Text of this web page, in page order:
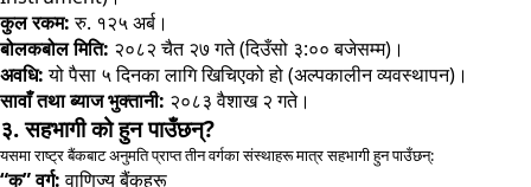
कुल रकम:रु. १२५ अर्ब।
बोलकबोल मिति: २०८२ चैत २७ गते (दिउँसो ३:०० बजेसम्म)।
अवधि:यो पैसा ५ दिनका लागि खिचिएको हो (अल्पकालीन व्यवस्थापन)।
सावाँ तथा ब्याज भुक्तानी: २०८३ वैशाख २ गते।
३. सहभागी को हुन पाउँछन्?
यसमा राष्ट्र बैंकबाट अनुमति प्राप्त तीन वर्गका संस्थाहरू मात्र सहभागी हुन पाउँछन्:
“क” वर्ग:वाणिज्य बैंकहरू